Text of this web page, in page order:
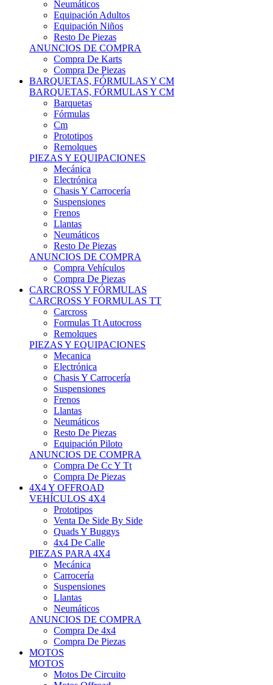
Neumáticos
Equipación Adultos
Equipación Niños
Resto De Piezas
ANUNCIOS DE COMPRA
Compra De Karts
Compra De Piezas
BARQUETAS, FÓRMULAS Y CM
BARQUETAS, FÓRMULAS Y CM
Barquetas
Fórmulas
Cm
Prototipos
Remolques
PIEZAS Y EQUIPACIONES
Mecánica
Electrónica
Chasis Y Carrocería
Suspensiones
Frenos
Llantas
Neumáticos
Resto De Piezas
ANUNCIOS DE COMPRA
Compra Vehículos
Compra De Piezas
CARCROSS Y FÓRMULAS
CARCROSS Y FORMULAS TT
Carcross
Formulas Tt Autocross
Remolques
PIEZAS Y EQUIPACIONES
Mecanica
Electrónica
Chasis Y Carrocería
Suspensiones
Frenos
Llantas
Neumáticos
Resto De Piezas
Equipación Piloto
ANUNCIOS DE COMPRA
Compra De Cc Y Tt
Compra De Piezas
4X4 Y OFFROAD
VEHÍCULOS 4X4
Prototipos
Venta De Side By Side
Quads Y Buggys
4x4 De Calle
PIEZAS PARA 4X4
Mecánica
Carrocería
Suspensiones
Llantas
Neumáticos
ANUNCIOS DE COMPRA
Compra De 4x4
Compra De Piezas
MOTOS
MOTOS
Motos De Circuito